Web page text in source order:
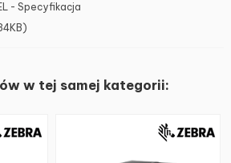
- Specyfikacja
w tej samej kategorii: